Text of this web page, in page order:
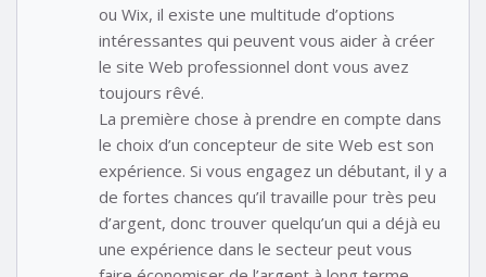
ou Wix, il existe une multitude d’options
intéressantes qui peuvent vous aider à créer
le site Web professionnel dont vous avez
toujours rêvé.
La première chose à prendre en compte dans
le choix d’un concepteur de site Web est son
expérience. Si vous engagez un débutant, il y a
de fortes chances qu’il travaille pour très peu
d’argent, donc trouver quelqu’un qui a déjà eu
une expérience dans le secteur peut vous